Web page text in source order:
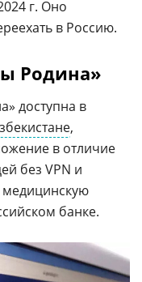
г. Оно
в Россию.
Родина»
доступна в
,
в отличие
без VPN и
банке.